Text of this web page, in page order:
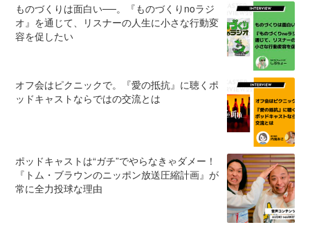
ものづくりは面白い──。『ものづくりnoラジ
オ』を通じて、リスナーの人生に小さな行動変
容を促したい
オフ会はピクニックで。『愛の抵抗』に聴くポ
ッドキャストならではの交流とは
ポッドキャストは“ガチ”でやらなきゃダメー！
『トム・ブラウンのニッポン放送圧縮計画』が
常に全力投球な理由